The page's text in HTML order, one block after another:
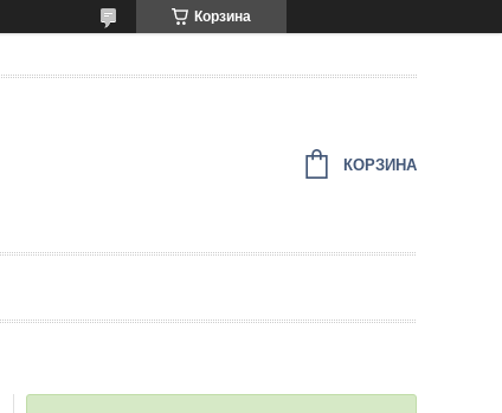
Корзина
КОРЗИНА